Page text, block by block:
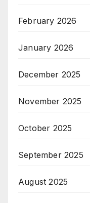
February 2026
January 2026
December 2025
November 2025
October 2025
September 2025
August 2025